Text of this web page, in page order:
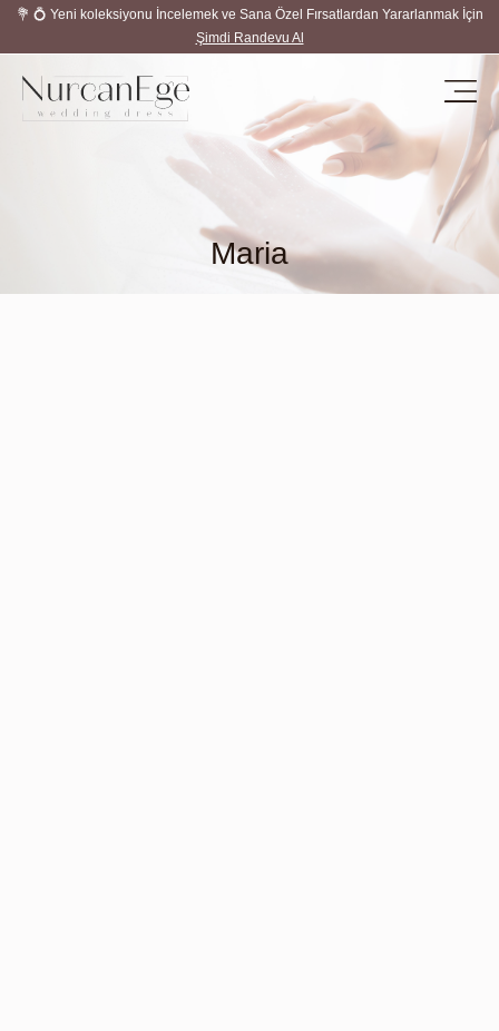
💐 💍 Yeni koleksiyonu İncelemek ve Sana Özel Fırsatlardan Yararlanmak İçin
Şimdi Randevu Al
Maria